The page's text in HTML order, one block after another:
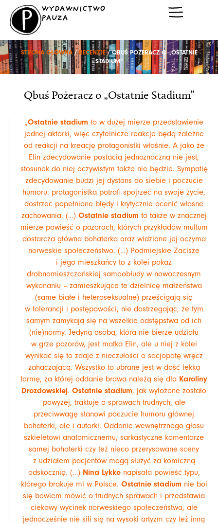
Przejdź
treści
WYDAWNICTWO
PAUZA
STRONA GŁÓWNA/RECENZJE/ QBUŚ POŻERACZ O „OSTATNIE
STADIUM”
Qbuś Pożeracz o „Ostatnie Stadium”
„Ostatnie stadium to w dużej mierze przedstawienie
jednej aktorki, więc czytelnicze reakcje będą zależne
od reakcji na kreację protagonistki właśnie. A jako że
Elin zdecydowanie postacią jednoznaczną nie jest,
stosunek do niej oczywistym także nie będzie. Sympatię
zdecydowanie budzi jej dystans do siebie i poczucie
humoru: protagonistka potrafi spojrzeć na swoje życie,
dostrzec popełnione błędy i krytycznie ocenić własne
zachowania. (…) Ostatnie stadium to także w znacznej
mierze powieść o pozorach, których przykładów multum
dostarcza główna bohaterka oraz widziane jej oczyma
norweskie społeczeństwo. (…) Podmiejskie Zacisze
i jego mieszkańcy to z kolei pokaz
drobnomieszczańskiej samoobłudy w nowoczesnym
wykonaniu – zamieszkujące te dzielnicę małżeństwa
(same białe i heteroseksualne) prześcigają się
w tolerancji i postępowości, nie dostrzegając, że tym
samym zamykają się na wszelkie odstępstwa od ich
(nie)normy. Jedyną osobą, która nie bierze udziału
w grze pozorów, jest matka Elin, ale u niej z kolei
wynikać się to zdaje z nieczułości o socjopatę wręcz
zahaczającą. Wszystko to ubrane jest w dość lekką
formę, za której oddanie brawa należą się dla Karoliny
Drozdowskiej.Ostatnie stadium, jak wyłożone zostało
powyżej, traktuje o sprawach trudnych, ale
przeciwwagę stanowi poczucie humoru głównej
bohaterki, ale i autorki. Oddanie wewnętrznego głosu
szkieletowi anatomicznemu, sarkastyczne komentarze
samej bohaterki czy też nieco przerysowane sceny
z udziałem pacjentów mogą służyć za komiczną
odskocznię. (…) Nina Lykke napisała powieść typu,
którego brakuje mi w Polsce. Ostatnie stadium nie boi
się bowiem mówić o trudnych sprawach i przedstawia
ciekawy wycinek norweskiego społeczeństwa, ale
jednocześnie nie sili się na wysoki artyzm czy też inną